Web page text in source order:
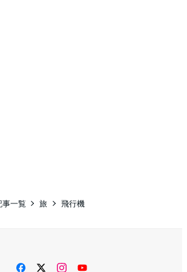
事一覧 旅 飛行機
facebooktwitterinstagram
YouTube